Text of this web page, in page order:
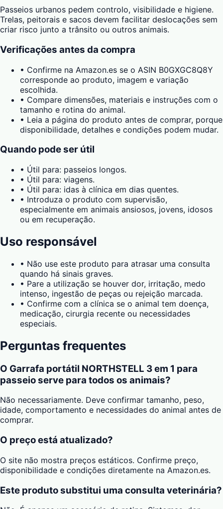
Passeios urbanos pedem controlo, visibilidade e higiene.
Trelas, peitorais e sacos devem facilitar deslocações sem
criar risco junto a trânsito ou outros animais.
Verificações antes da compra
• Confirme na Amazon.es se o ASIN B0GXGC8Q8Y
corresponde ao produto, imagem e variação
escolhida.
• Compare dimensões, materiais e instruções com o
tamanho e rotina do animal.
• Leia a página do produto antes de comprar, porque
disponibilidade, detalhes e condições podem mudar.
Quando pode ser útil
• Útil para: passeios longos.
• Útil para: viagens.
• Útil para: idas à clínica em dias quentes.
• Introduza o produto com supervisão,
especialmente em animais ansiosos, jovens, idosos
ou em recuperação.
Uso responsável
• Não use este produto para atrasar uma consulta
quando há sinais graves.
• Pare a utilização se houver dor, irritação, medo
intenso, ingestão de peças ou rejeição marcada.
• Confirme com a clínica se o animal tem doença,
medicação, cirurgia recente ou necessidades
especiais.
Perguntas frequentes
O Garrafa portátil NORTHSTELL 3 em 1 para
passeio serve para todos os animais?
Não necessariamente. Deve confirmar tamanho, peso,
idade, comportamento e necessidades do animal antes de
comprar.
O preço está atualizado?
O site não mostra preços estáticos. Confirme preço,
disponibilidade e condições diretamente na Amazon.es.
Este produto substitui uma consulta veterinária?